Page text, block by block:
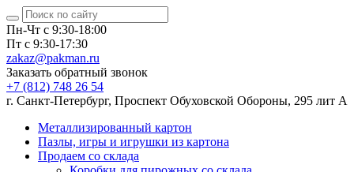
Пн-Чт с 9:30-18:00
Пт с 9:30-17:30
zakaz@pakman.ru
Заказать обратный звонок
+7 (812) 748 26 54
г. Санкт-Петербург, Проспект Обуховской Обороны, 295 лит А
Металлизированный картон
Пазлы, игры и игрушки из картона
Продаем со склада